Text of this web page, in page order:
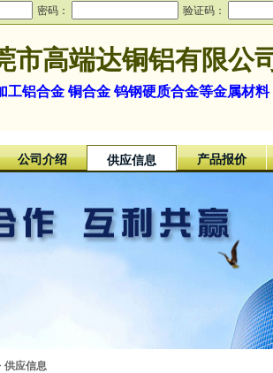
密码： 验证码：
市高端达铜铝有限公
工铝合金 铜合金 钨钢硬质合金等金属材料
公司介绍 供应信息 产品报价
供应信息